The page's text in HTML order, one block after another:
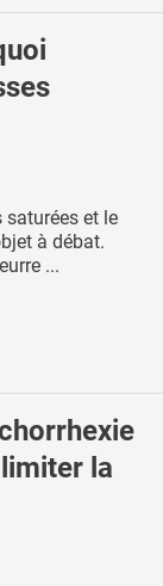
et le
à débat.
...
la